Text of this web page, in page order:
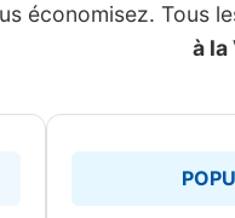
économisez. Tous
à la